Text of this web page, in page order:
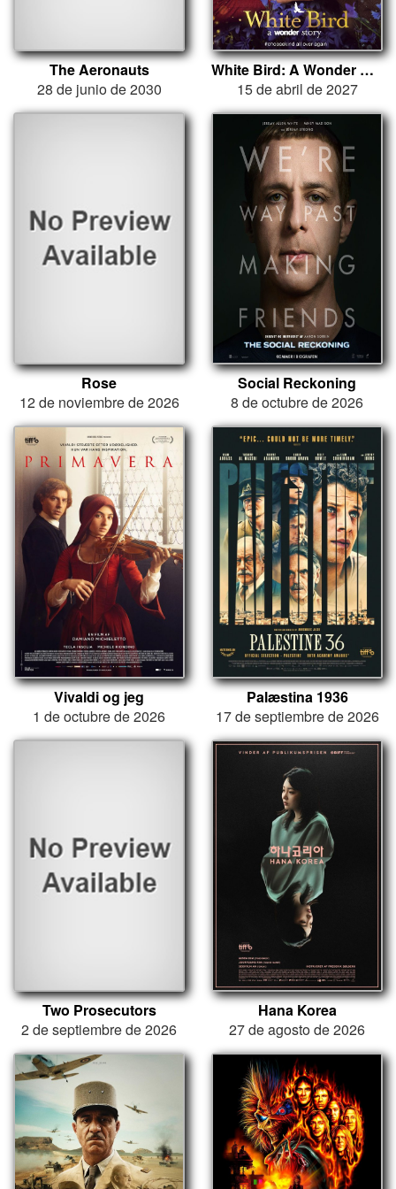
The Aeronauts
28 de junio de 2030
White Bird: A Wonder Story
15 de abril de 2027
Rose
12 de noviembre de 2026
Social Reckoning
8 de octubre de 2026
Vivaldi og jeg
1 de octubre de 2026
Palæstina 1936
17 de septiembre de 2026
Two Prosecutors
2 de septiembre de 2026
Hana Korea
27 de agosto de 2026